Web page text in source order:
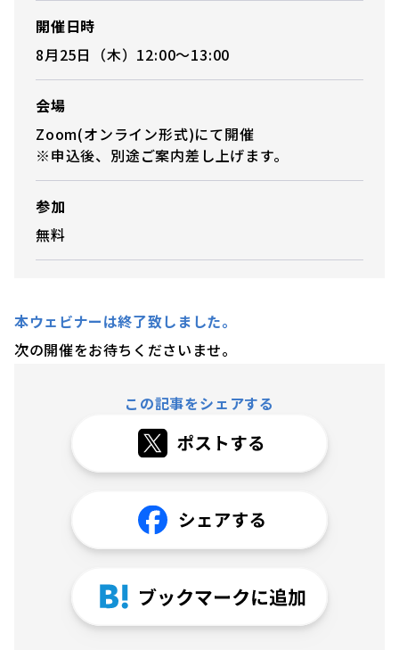
開催日時
8月25日（木）12:00～13:00
会場
Zoom(オンライン形式)にて開催
※申込後、別途ご案内差し上げます。
参加
無料
本ウェビナーは終了致しました。
次の開催をお待ちくださいませ。
この記事をシェアする